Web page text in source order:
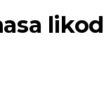
likod